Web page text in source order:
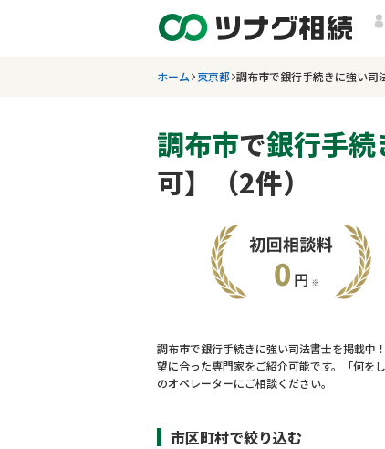
ホーム 東京都 調布市で銀行手続きに強い司
調布市で銀行手続
可】（2件）
調布市で銀行手続きに強い司法書士を掲載中
望に合った専門家をご紹介可能です。「何を
のオペレーターにご相談ください。
市区町村で絞り込む